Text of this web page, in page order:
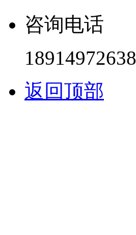
咨询电话
18914972638
返回顶部